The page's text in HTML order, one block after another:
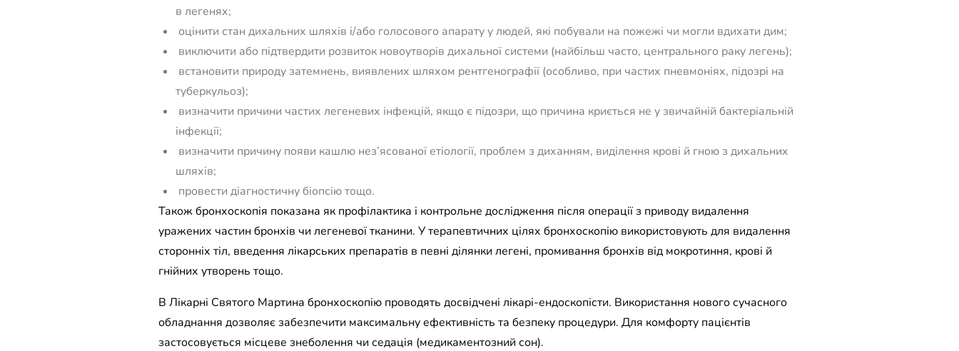
в легенях;
оцінити стан дихальних шляхів і/або голосового апарату у людей, які побували на пожежі чи могли вдихати дим;
виключити або підтвердити розвиток новоутворів дихальної системи (найбільш часто, центрального раку легень);
встановити природу затемнень, виявлених шляхом рентгенографії (особливо, при частих пневмоніях, підозрі на
туберкульоз);
визначити причини частих легеневих інфекцій, якщо є підозри, що причина криється не у звичайній бактеріальній
інфекції;
визначити причину появи кашлю нез’ясованої етіології, проблем з диханням, виділення крові й гною з дихальних
шляхів;
провести діагностичну біопсію тощо.
Також бронхоскопія показана як профілактика і контрольне дослідження після операції з приводу видалення
уражених частин бронхів чи легеневої тканини. У терапевтичних цілях бронхоскопію використовують для видалення
сторонніх тіл, введення лікарських препаратів в певні ділянки легені, промивання бронхів від мокротиння, крові й
гнійних утворень тощо.
В Лікарні Святого Мартина бронхоскопію проводять досвідчені лікарі-ендоскопісти. Використання нового сучасного
обладнання дозволяє забезпечити максимальну ефективність та безпеку процедури. Для комфорту пацієнтів
застосовується місцеве знеболення чи седація (медикаментозний сон).